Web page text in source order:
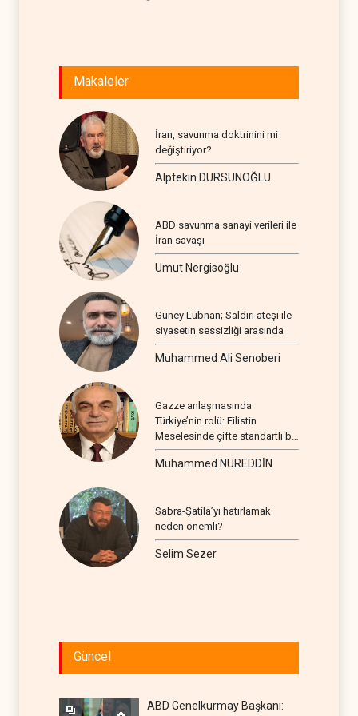
Makaleler
İran, savunma doktrinini mi
değiştiriyor?
Alptekin DURSUNOĞLU
ABD savunma sanayi verileri ile
İran savaşı
Umut Nergisoğlu
Güney Lübnan; Saldırı ateşi ile
siyasetin sessizliği arasında
Muhammed Ali Senoberi
Gazze anlaşmasında
Türkiye’nin rolü: Filistin
Meselesinde çifte standartlı bir
seyir
Muhammed NUREDDİN
Sabra-Şatila’yı hatırlamak
neden önemli?
Selim Sezer
Güncel
ABD Genelkurmay Başkanı: